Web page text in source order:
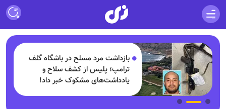
بازداشت مرد مسلح در باشگاه گلف
ترامپ؛ پلیس از کشف سلاح و
یادداشت‌های مشکوک خبر داد!